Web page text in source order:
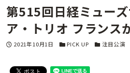
第515回日経ミュー
ア・トリオ フランス
投稿日
2021年10月1日 カテゴリー
PICK UP カテゴリー
注目公演